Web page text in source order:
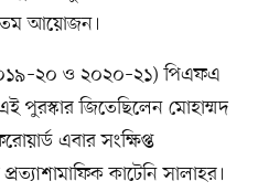
আয়োজন।
ও ২০২০–২১) পিএফএ
পুরস্কার জিতেছিলেন মোহাম্মদ
এবার সংক্ষিপ্ত
কাটেনি সালাহর।